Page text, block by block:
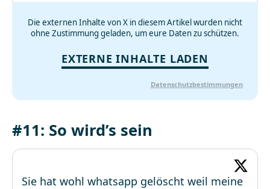
Die externen Inhalte von X in diesem Artikel wurden nicht
ohne Zustimmung geladen, um eure Daten zu schützen.
EXTERNE INHALTE LADEN
Datenschutzbestimmungen
#11: So wird’s sein
Sie hat wohl whatsapp gelöscht weil meine